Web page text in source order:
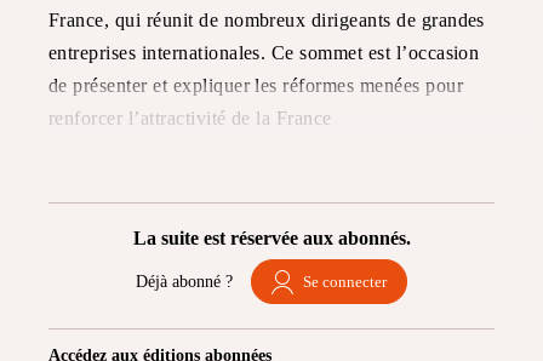
France, qui réunit de nombreux dirigeants de grandes
entreprises internationales. Ce sommet est l’occasion
de présenter et expliquer les réformes menées pour
renforcer l’attractivité de la France
La suite est réservée aux abonnés.
Déjà abonné ? Se connecter
Accédez aux éditions abonnées